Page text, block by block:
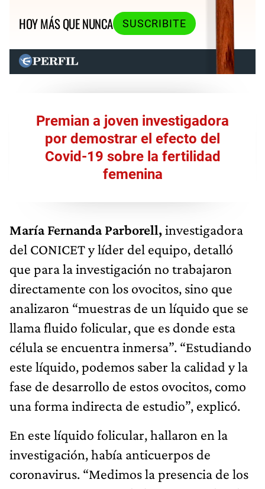
HOY MÁS QUE NUNCA
SUSCRIBITE
Premian a joven investigadora
por demostrar el efecto del
Covid-19 sobre la fertilidad
femenina
María Fernanda Parborell,investigadora
del CONICET y líder del equipo, detalló
que para la investigación no trabajaron
directamente con los ovocitos, sino que
analizaron “muestras de un líquido que se
llama fluido folicular, que es donde esta
célula se encuentra inmersa”. “Estudiando
este líquido, podemos saber la calidad y la
fase de desarrollo de estos ovocitos, como
una forma indirecta de estudio”, explicó.
En este líquido folicular, hallaron en la
investigación, había anticuerpos de
coronavirus. “Medimos la presencia de los